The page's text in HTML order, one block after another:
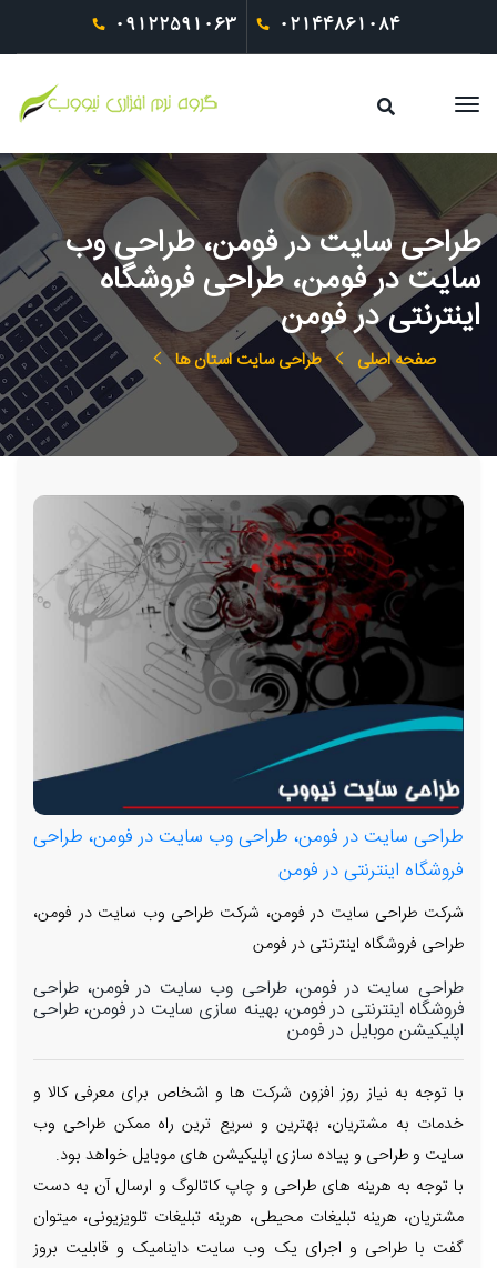
09122591063 02144861084
طراحی سایت در فومن، طراحی وب
سایت در فومن، طراحی فروشگاه
اینترنتی در فومن
صفحه اصلی طراحی سایت استان ها
طراحی سایت در فومن، طراحی وب سایت در فومن، طراحی
فروشگاه اینترنتی در فومن
شرکت طراحی سایت در فومن، شرکت طراحی وب سایت در فومن،
طراحی فروشگاه اینترنتی در فومن
طراحی سایت در فومن، طراحی وب سایت در فومن، طراحی
فروشگاه اینترنتی در فومن، بهینه سازی سایت در فومن، طراحی
اپلیکیشن موبایل در فومن
با توجه به نیاز روز افزون شرکت ها و اشخاص برای معرفی کالا و
خدمات به مشتریان، بهترین و سریع ترین راه ممکن طراحی وب
سایت و طراحی و پیاده سازی اپلیکیشن های موبایل خواهد بود.
با توجه به هرینه های طراحی و چاپ کاتالوگ و ارسال آن به دست
مشتریان، هرینه تبلیغات محیطی، هرینه تبلیغات تلویزیونی، میتوان
گفت با طراحی و اجرای یک وب سایت داینامیک و قابلیت بروز